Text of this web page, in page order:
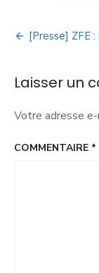
[Presse] ZFE
Laisser un
Votre adresse
COMMENTAIRE *